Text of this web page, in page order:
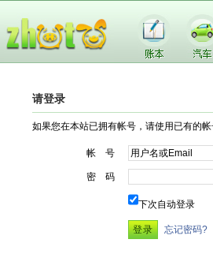
请登录
如果您在本站已拥有帐号，请使用已有的
帐 号
密 码
下次自动登录
忘记密码?